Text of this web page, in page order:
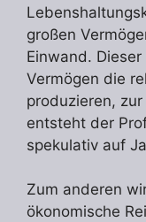
großen
Einwand.
Vermögen die
produzieren,
entsteht der
spekulativ auf
Zum anderen
ökonomische